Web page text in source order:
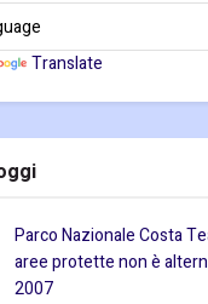
Translate
Parco Nazionale Costa
aree protette non è
2007